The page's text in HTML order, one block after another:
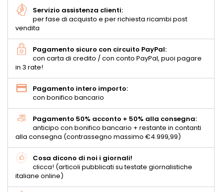
Servizio assistenza clienti:
per fase di acquisto e per richiesta ricambi post
vendita
Pagamento sicuro con circuito PayPal:
con carta di credito / con conto PayPal, puoi pagare
in 3 rate!
Pagamento intero importo:
con bonifico bancario
Pagamento 50% acconto + 50% alla consegna:
anticipo con bonifico bancario + restante in contanti
alla consegna (contrassegno massimo €4.999,99)
Cosa dicono di noi i giornali!
clicca! (articoli pubblicati su testate giornalistiche
italiane online)